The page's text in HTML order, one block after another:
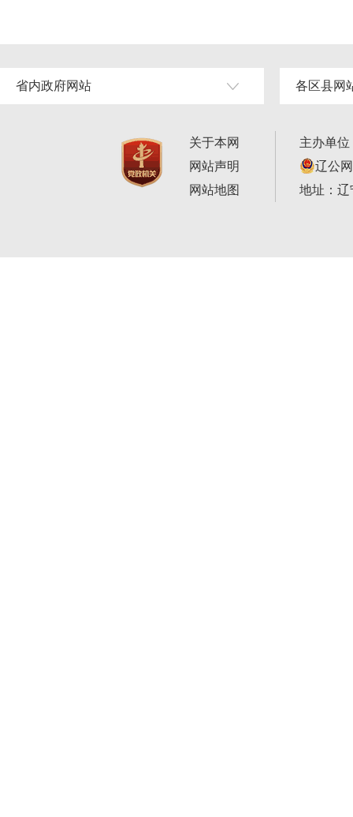
省内政府网站 各区县网
关于本网
网站声明
网站地图
主办单
辽公
地址：辽